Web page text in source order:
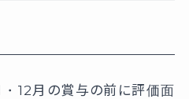
・12月の賞与の前に評価面